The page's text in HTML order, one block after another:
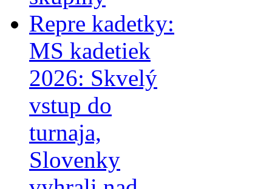
Repre kadetky:
MS kadetiek
2026: Skvelý
vstup do
turnaja,
Slovenky